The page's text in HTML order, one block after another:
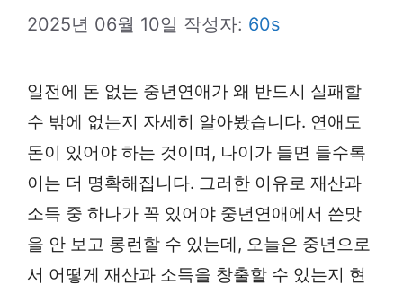
2025년 06월 10일 작성자: 60s
일전에 돈 없는 중년연애가 왜 반드시 실패할
수 밖에 없는지 자세히 알아봤습니다. 연애도
돈이 있어야 하는 것이며, 나이가 들면 들수록
이는 더 명확해집니다. 그러한 이유로 재산과
소득 중 하나가 꼭 있어야 중년연애에서 쓴맛
을 안 보고 롱런할 수 있는데, 오늘은 중년으로
서 어떻게 재산과 소득을 창출할 수 있는지 현